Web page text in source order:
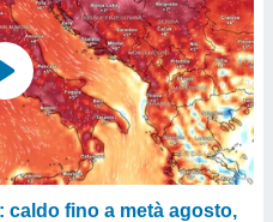
caldo fino a metà agosto,